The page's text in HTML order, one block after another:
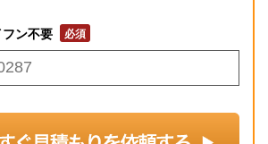
ン不要